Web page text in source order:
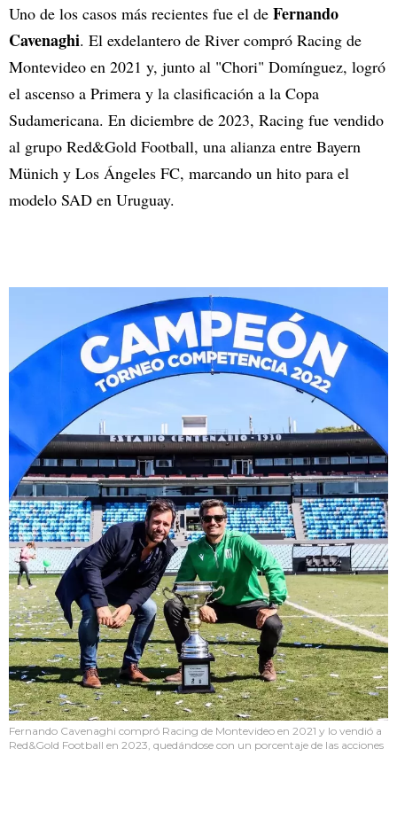
Uno de los casos más recientes fue el de Fernando
Cavenaghi. El exdelantero de River compró Racing de
Montevideo en 2021 y, junto al "Chori" Domínguez, logró
el ascenso a Primera y la clasificación a la Copa
Sudamericana. En diciembre de 2023, Racing fue vendido
al grupo Red&Gold Football, una alianza entre Bayern
Münich y Los Ángeles FC, marcando un hito para el
modelo SAD en Uruguay.
Fernando Cavenaghi compró Racing de Montevideo en 2021 y lo vendió a
Red&Gold Football en 2023, quedándose con un porcentaje de las acciones